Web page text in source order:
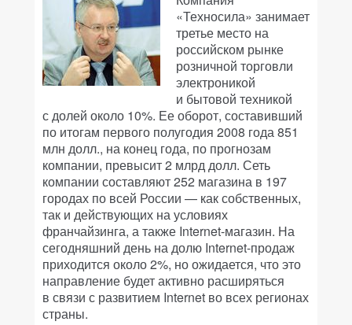
«Техносила» занимает
третье место на
российском рынке
розничной торговли
электроникой
и бытовой техникой
с долей около 10%. Ее оборот, составивший
по итогам первого полугодия 2008 года 851
млн долл., на конец года, по прогнозам
компании, превысит 2 млрд долл. Сеть
компании составляют 252 магазина в 197
городах по всей России — как собственных,
так и действующих на условиях
франчайзинга, а также Internet-магазин. На
сегодняшний день на долю Internet-продаж
приходится около 2%, но ожидается, что это
направление будет активно расширяться
в связи с развитием Internet во всех регионах
страны.